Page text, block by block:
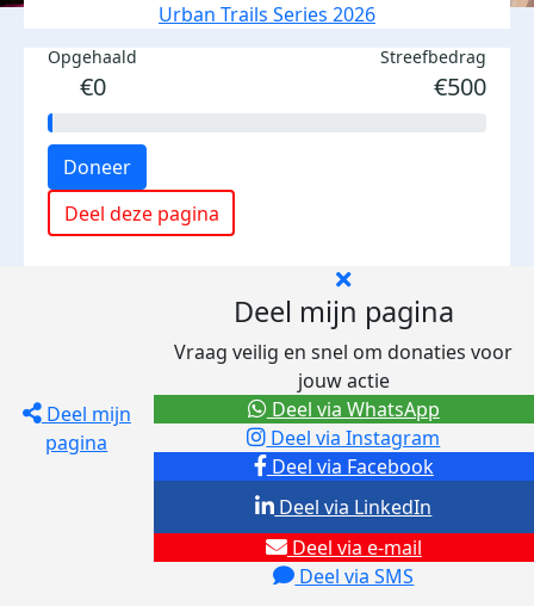
Urban Trails Series 2026
Opgehaald
€0
Streefbedrag
€500
Doneer
Deel deze pagina
Deel mijn
pagina
Deel mijn pagina
Vraag veilig en snel om donaties voor
jouw actie
Deel via Facebook
Deel via Instagram
Deel via e-mail
Deel via SMS
Deel via LinkedIn
Deel via WhatsApp